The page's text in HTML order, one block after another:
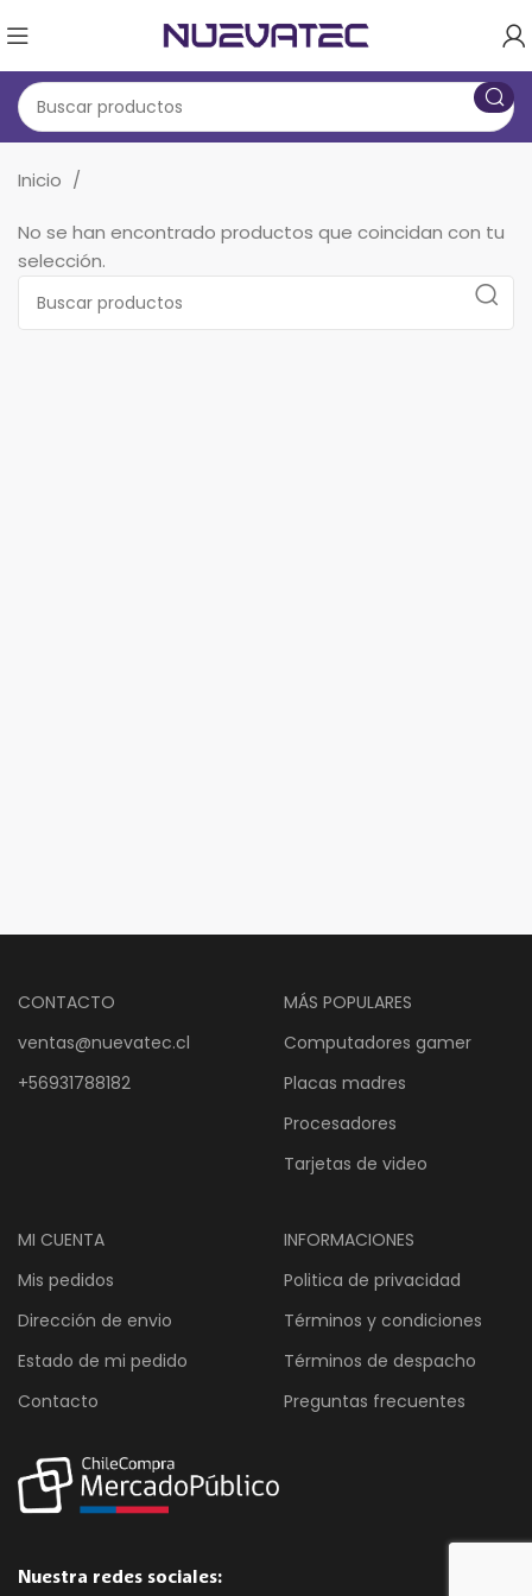
Inicio
No se han encontrado productos que coincidan con tu
selección.
CONTACTO
ventas@nuevatec.cl
+56931788182
MÁS POPULARES
Computadores gamer
Placas madres
Procesadores
Tarjetas de video
MI CUENTA
Mis pedidos
Dirección de envio
Estado de mi pedido
Contacto
INFORMACIONES
Politica de privacidad
Términos y condiciones
Términos de despacho
Preguntas frecuentes
Nuestra redes sociales: